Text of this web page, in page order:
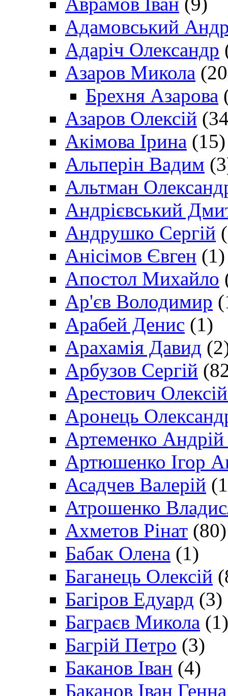
Адамовський
Адаріч Олександр
Азаров Микола
Брехня Азарова
Азаров Олексій
Акімова Ірина (15)
Альперін Вадим
Альтман
Андрієвський
Андрушко Сергій
Анісімов Євген (1)
Апостол Михайло
Ар'єв Володимир
Арабей Денис (1)
Арахамія Давид
Арбузов Сергій
Арестович
Аронець
Артеменко Андрій
Артюшенко Ігор
Асадчев Валерій
Атрошенко
Ахметов Рінат (80)
Бабак Олена (1)
Баганець Олексій
Багіров Едуард (3)
Баграєв Микола (1)
Багрій Петро (3)
Баканов Іван (4)
Баканов Іван